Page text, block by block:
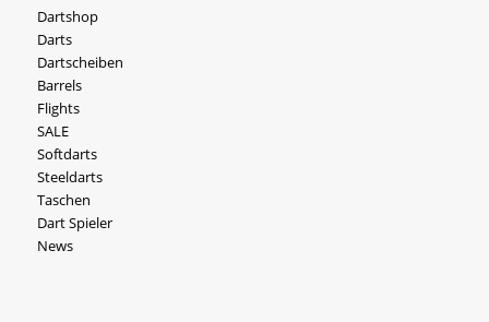
Dartshop
Darts
Dartscheiben
Barrels
Flights
SALE
Softdarts
Steeldarts
Taschen
Dart Spieler
News